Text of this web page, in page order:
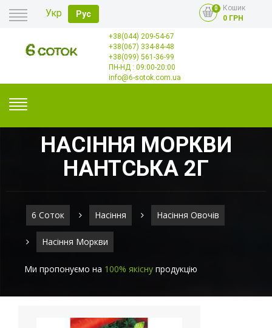
Укр Рус
0
Кошик
0 ГРН
Головна
Оплата
Доставка
+38(044) 209-54-67
+38(067) 334-84-48
+38(099) 561-36-99
ПН-НД : 09:00-20:00
info@6-sotok.com.ua
НАСІННЯ МОРКВИ
НАНТСЬКА 2Г
6 Соток Насіння Насіння Овочів
Насіння Моркви
Ми пропонуємо на 100% якісну продукцію